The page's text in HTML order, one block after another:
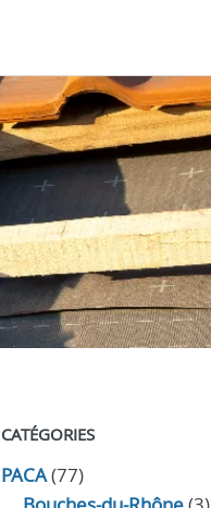
CATÉGORIES
PACA(77)